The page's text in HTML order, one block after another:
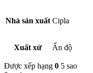
Nhà sản xuất Cipla
Xuất xứ Ấn độ
Được xếp hạng 0 5 sao